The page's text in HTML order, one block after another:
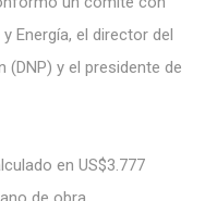
Energía, el director del
(DNP) y el presidente de
en US$3.777